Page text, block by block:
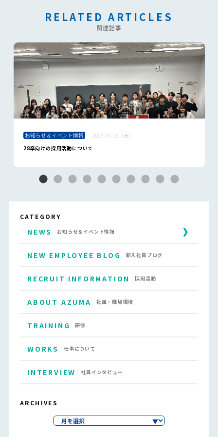
CATEGORY
NEWS お知らせ＆イベント情報
NEW EMPLOYEE BLOG 新入社員ブログ
RECRUIT INFORMATION 採用活動
ABOUT AZUMA 社風・職場環境
TRAINING 研修
WORKS 仕事について
INTERVIEW 社員インタビュー
ARCHIVES
RELATED ARTICLES
関連記事
お知らせ＆イベント情報
2026.06.26（金）
28卒向けの採用活動について